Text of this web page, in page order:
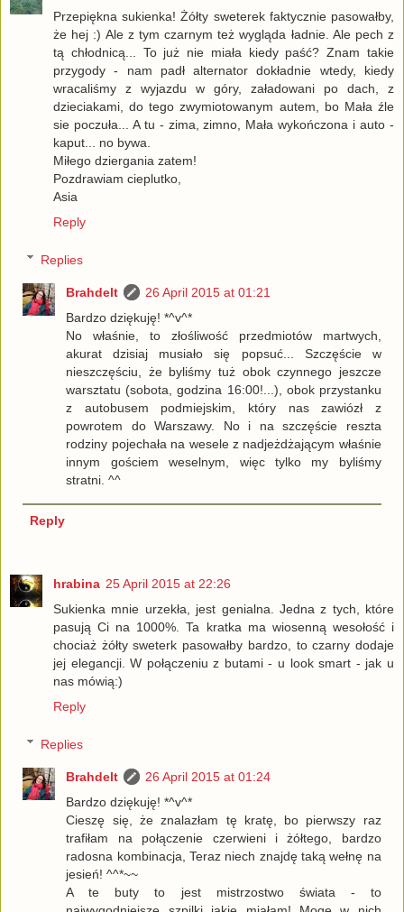
Przepiękna sukienka! Żółty sweterek faktycznie pasowałby,
że hej :) Ale z tym czarnym też wygląda ładnie. Ale pech z
tą chłodnicą... To już nie miała kiedy paść? Znam takie
przygody - nam padł alternator dokładnie wtedy, kiedy
wracaliśmy z wyjazdu w góry, załadowani po dach, z
dzieciakami, do tego zwymiotowanym autem, bo Mała źle
sie poczuła... A tu - zima, zimno, Mała wykończona i auto -
kaput... no bywa.
Miłego dziergania zatem!
Pozdrawiam cieplutko,
Asia
Reply
Replies
Brahdelt
26 April 2015 at 01:21
Bardzo dziękuję! *^v^*
No właśnie, to złośliwość przedmiotów martwych,
akurat dzisiaj musiało się popsuć... Szczęście w
nieszczęściu, że byliśmy tuż obok czynnego jeszcze
warsztatu (sobota, godzina 16:00!...), obok przystanku
z autobusem podmiejskim, który nas zawiózł z
powrotem do Warszawy. No i na szczęście reszta
rodziny pojechała na wesele z nadjeżdżającym właśnie
innym gościem weselnym, więc tylko my byliśmy
stratni. ^^
Reply
hrabina 25 April 2015 at 22:26
Sukienka mnie urzekła, jest genialna. Jedna z tych, które
pasują Ci na 1000%. Ta kratka ma wiosenną wesołość i
chociaż żółty sweterk pasowałby bardzo, to czarny dodaje
jej elegancji. W połączeniu z butami - u look smart - jak u
nas mówią:)
Reply
Replies
Brahdelt
26 April 2015 at 01:24
Bardzo dziękuję! *^v^*
Cieszę się, że znalazłam tę kratę, bo pierwszy raz
trafiłam na połączenie czerwieni i żółtego, bardzo
radosna kombinacja, Teraz niech znajdę taką wełnę na
jesień! ^^*~~
A te buty to jest mistrzostwo świata - to